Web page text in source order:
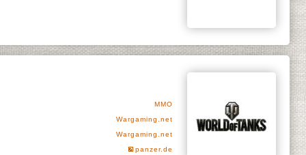
MMO
Wargaming.net
Wargaming.net
panzer.de